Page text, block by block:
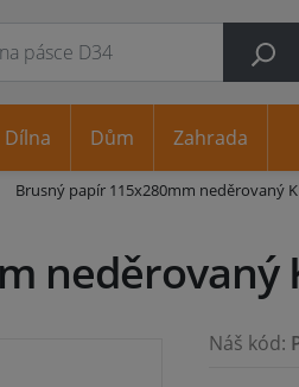
Brusný papír 115x280mm neděrovaný
neděrovaný
Náš kód:
Dílna Dům Zahrada